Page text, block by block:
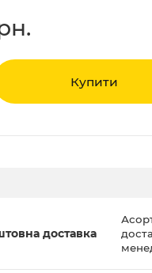
Купити
доставка